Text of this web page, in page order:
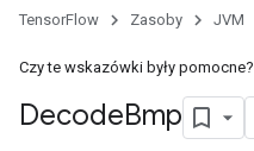
TensorFlow Zasoby JVM
Czy te wskazówki były pomocne?
DecodeBmp